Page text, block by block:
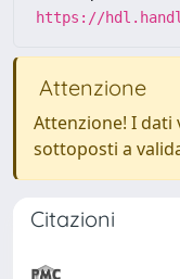
https://
Attenzione
Attenzione! I dati
sottoposti a
Citazioni